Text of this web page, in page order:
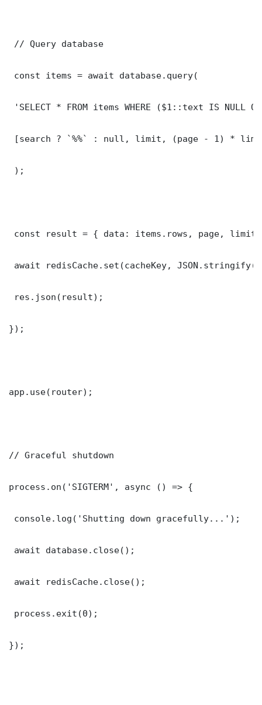
// Query database
const items = await database.query(
'SELECT * FROM items WHERE ($1::text IS NULL
[search ? `%%` : null, limit, (page - 1) *
);
const result = { data: items.rows, page,
await redisCache.set(cacheKey,
res.json(result);
});
app.use(router);
// Graceful shutdown
process.on('SIGTERM', async () => {
console.log('Shutting down gracefully...');
await database.close();
await redisCache.close();
process.exit(0);
});